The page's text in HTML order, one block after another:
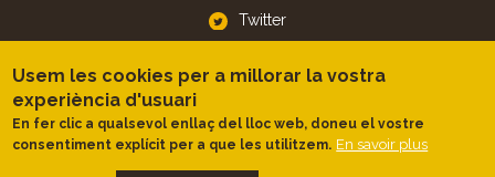
Twitter
APP
iOS
Android
Usem les cookies per a millorar la vostra
experiència d'usuari
En fer clic a qualsevol enllaç del lloc web, doneu el vostre
consentiment explícit per a que les utilitzem. En savoir plus